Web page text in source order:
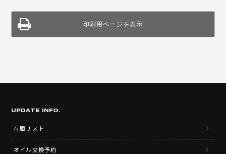
印刷用ページを表示
UPDATE INFO.
在庫リスト
オイル交換予約